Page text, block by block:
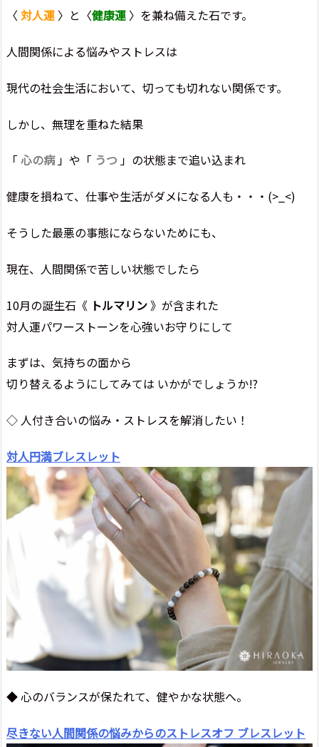
〈 対人運 〉と〈健康運 〉を兼ね備えた石です。
人間関係による悩みやストレスは
現代の社会生活において、切っても切れない関係です。
しかし、無理を重ねた結果
「 心の病」や「 うつ 」の状態まで追い込まれ
健康を損ねて、仕事や生活がダメになる人も・・・(>_<)
そうした最悪の事態にならないためにも、
現在、人間関係で苦しい状態でしたら
10月の誕生石《 トルマリン》が含まれた
対人運パワーストーンを心強いお守りにして
まずは、気持ちの面から
切り替えるようにしてみては いかがでしょうか!?
◇ 人付き合いの悩み・ストレスを解消したい！
対人円満ブレスレット
◆ 心のバランスが保たれて、健やかな状態へ。
尽きない人間関係の悩みからのストレスオフ ブレスレット